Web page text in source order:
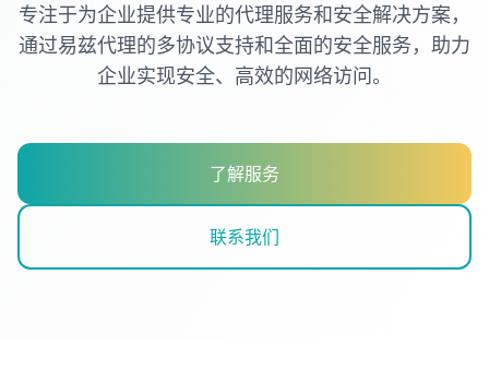
专注于为企业提供专业的代理服务和安全解决方案，
通过易兹代理的多协议支持和全面的安全服务，助力
企业实现安全、高效的网络访问。
了解服务
联系我们